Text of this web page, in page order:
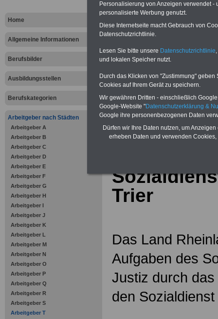
Home
Allgemeine Informationen
Berufsbilder
Ausbildungsstellen
Berufskategorien
Arbeitgeber nach Städten
Arbeitgeber A
Arbeitgeber B
Arbeitgeber C
Arbeitgeber D
Arbeitgeber E
Arbeitgeber F
Arbeitgeber G
Arbeitgeber H
Arbeitgeber I
Arbeitgeber J
Arbeitgeber K
Arbeitgeber L
Arbeitgeber M
Arbeitgeber N
Arbeitgeber O
Arbeitgeber P
Arbeitgeber Q
Arbeitgeber R
Arbeitgeber S
Arbeitgeber T
Vorteile für den öffentlichen
Vergleichen und sparen
Bausparen schon ab 16 Jahren
Berufsunfähigkeitsabsicherung
Online-Vergleich Gesetzliche
Krankenkassen
Krankenversicherung
zurück zur
Trier
Das Land
Aufgaben des
Justiz durch
den
Personalisierung von Anzeigen verwendet
personalisierte Werbung genutzt.
Diese Internetseite macht Gebrauch von
Datenschutzrichtlinie.
Lesen Sie bitte unsere Datenschutzrichtlinie
und lokalen Speicher nutzt.
Durch das Klicken von "Zustimmung"
Cookies auf Ihrem Gerät zu speichern.
Wir gewähren Dritten - einschließlich
Google-Website "Datenschutzerklärung &
Google ihre personenbezogenen Daten
Dürfen wir Ihre Daten nutzen, um
erheben Daten und verwenden